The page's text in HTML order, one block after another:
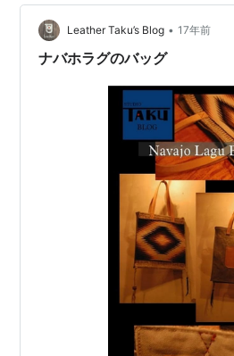
ンプの生地、ポケットはそれぞれ
にも小物用のポケットを配置。実
い勝手も良く、何しろ目立つし、
Leather Taku’s Blog • 17年前
ナバホラグのバッグ